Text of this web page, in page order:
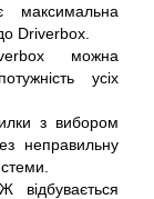
максимальна
Driverbox.
можна
усіх
з вибором
неправильну
відбувається